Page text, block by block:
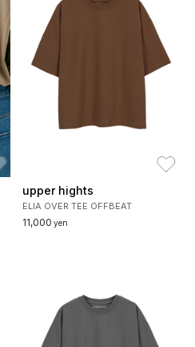
upper hights
ELIA OVER TEE OFFBEAT
11,000 yen